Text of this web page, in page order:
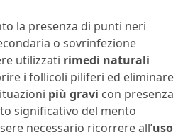
la presenza di punti neri
o sovrinfezione
utilizzati rimedi naturali
i follicoli piliferi ed eliminare
più gravi con presenza
significativo del mento
necessario ricorrere all’uso